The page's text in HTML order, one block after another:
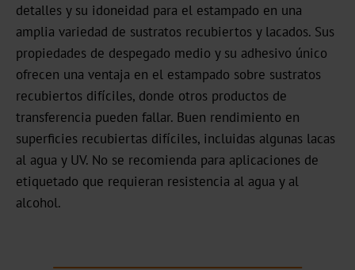
Noticias
Portal
de
noticias
Ferias
Productos
Estampación
detalles y su idoneidad para el estampado en una
amplia variedad de sustratos recubiertos y lacados. Sus
propiedades de despegado medio y su adhesivo único
ofrecen una ventaja en el estampado sobre sustratos
recubiertos difíciles, donde otros productos de
transferencia pueden fallar. Buen rendimiento en
superficies recubiertas difíciles, incluidas algunas lacas
al agua y UV. No se recomienda para aplicaciones de
etiquetado que requieran resistencia al agua y al
alcohol.